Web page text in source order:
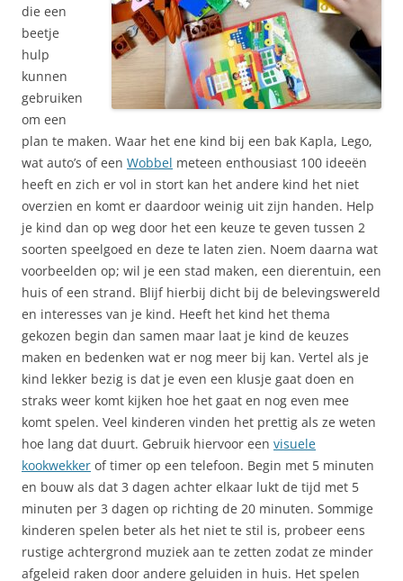
die een
beetje
hulp
kunnen
gebruiken
om een
plan te maken. Waar het ene kind bij een bak Kapla, Lego,
wat auto’s of een Wobbel meteen enthousiast 100 ideeën
heeft en zich er vol in stort kan het andere kind het niet
overzien en komt er daardoor weinig uit zijn handen. Help
je kind dan op weg door het een keuze te geven tussen 2
soorten speelgoed en deze te laten zien. Noem daarna wat
voorbeelden op; wil je een stad maken, een dierentuin, een
huis of een strand. Blijf hierbij dicht bij de belevingswereld
en interesses van je kind. Heeft het kind het thema
gekozen begin dan samen maar laat je kind de keuzes
maken en bedenken wat er nog meer bij kan. Vertel als je
kind lekker bezig is dat je even een klusje gaat doen en
straks weer komt kijken hoe het gaat en nog even mee
komt spelen. Veel kinderen vinden het prettig als ze weten
hoe lang dat duurt. Gebruik hiervoor een visuele
kookwekker of timer op een telefoon. Begin met 5 minuten
en bouw als dat 3 dagen achter elkaar lukt de tijd met 5
minuten per 3 dagen op richting de 20 minuten. Sommige
kinderen spelen beter als het niet te stil is, probeer eens
rustige achtergrond muziek aan te zetten zodat ze minder
afgeleid raken door andere geluiden in huis. Het spelen